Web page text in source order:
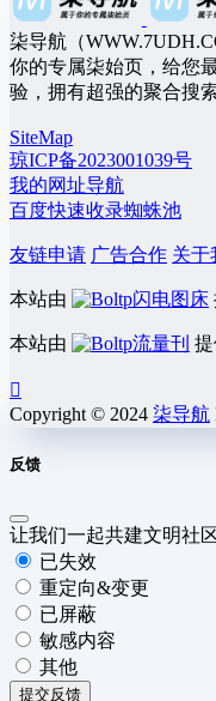
柒导航（
你的专属柒始页，给您
验，拥有超强的聚合搜
SiteMap
琼ICP备2023001039号
我的网址导航
百度快速收录蜘蛛池
友链申请 广告合作 关于
本站由 闪电图床
本站由 流量刊
Copyright © 2024 柒导航
反馈
让我们一起共建文明社
已失效
重定向&变更
已屏蔽
敏感内容
其他
提交反馈